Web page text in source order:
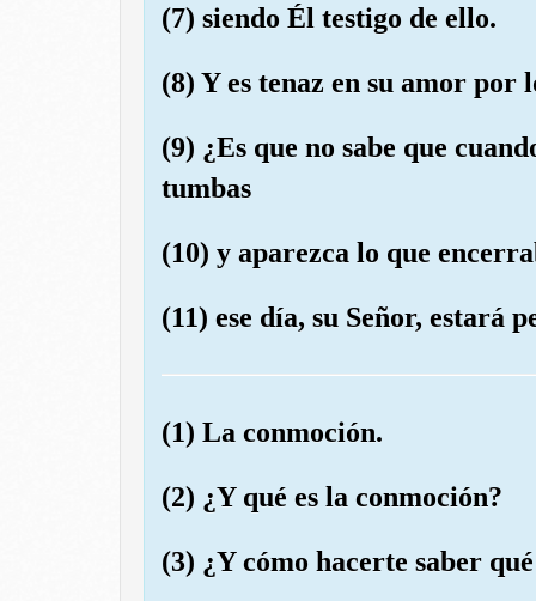
(7) siendo Él testigo de ello.
(8) Y es tenaz en su amor por
(9) ¿Es que no sabe que
tumbas
(10) y aparezca lo que
(11) ese día, su Señor, estará
(1) La conmoción.
(2) ¿Y qué es la conmoción?
(3) ¿Y cómo hacerte saber